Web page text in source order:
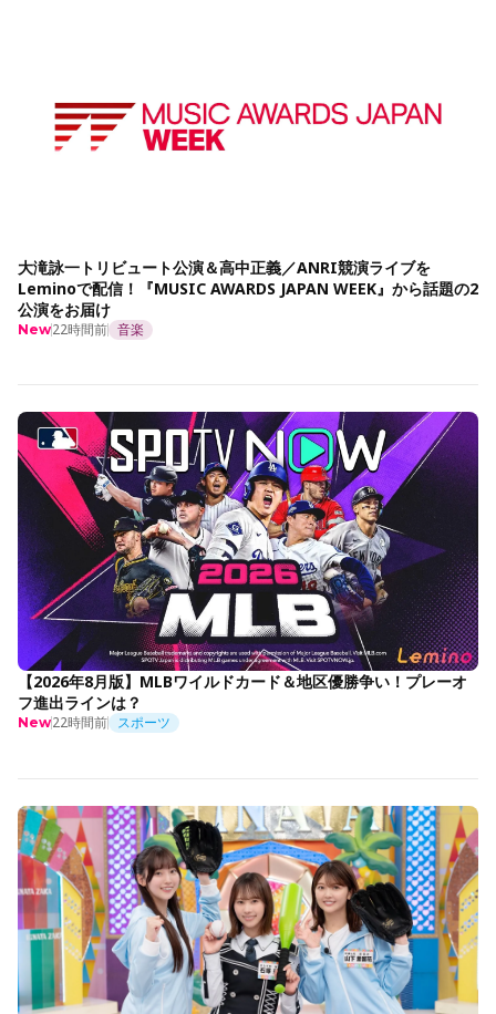
大滝詠一トリビュート公演＆高中正義／ANRI競演ライブを
Leminoで配信！『MUSIC AWARDS JAPAN WEEK』から話題の2
公演をお届け
New22時間前 音楽
【2026年8月版】MLBワイルドカード＆地区優勝争い！プレーオ
フ進出ラインは？
New22時間前 スポーツ